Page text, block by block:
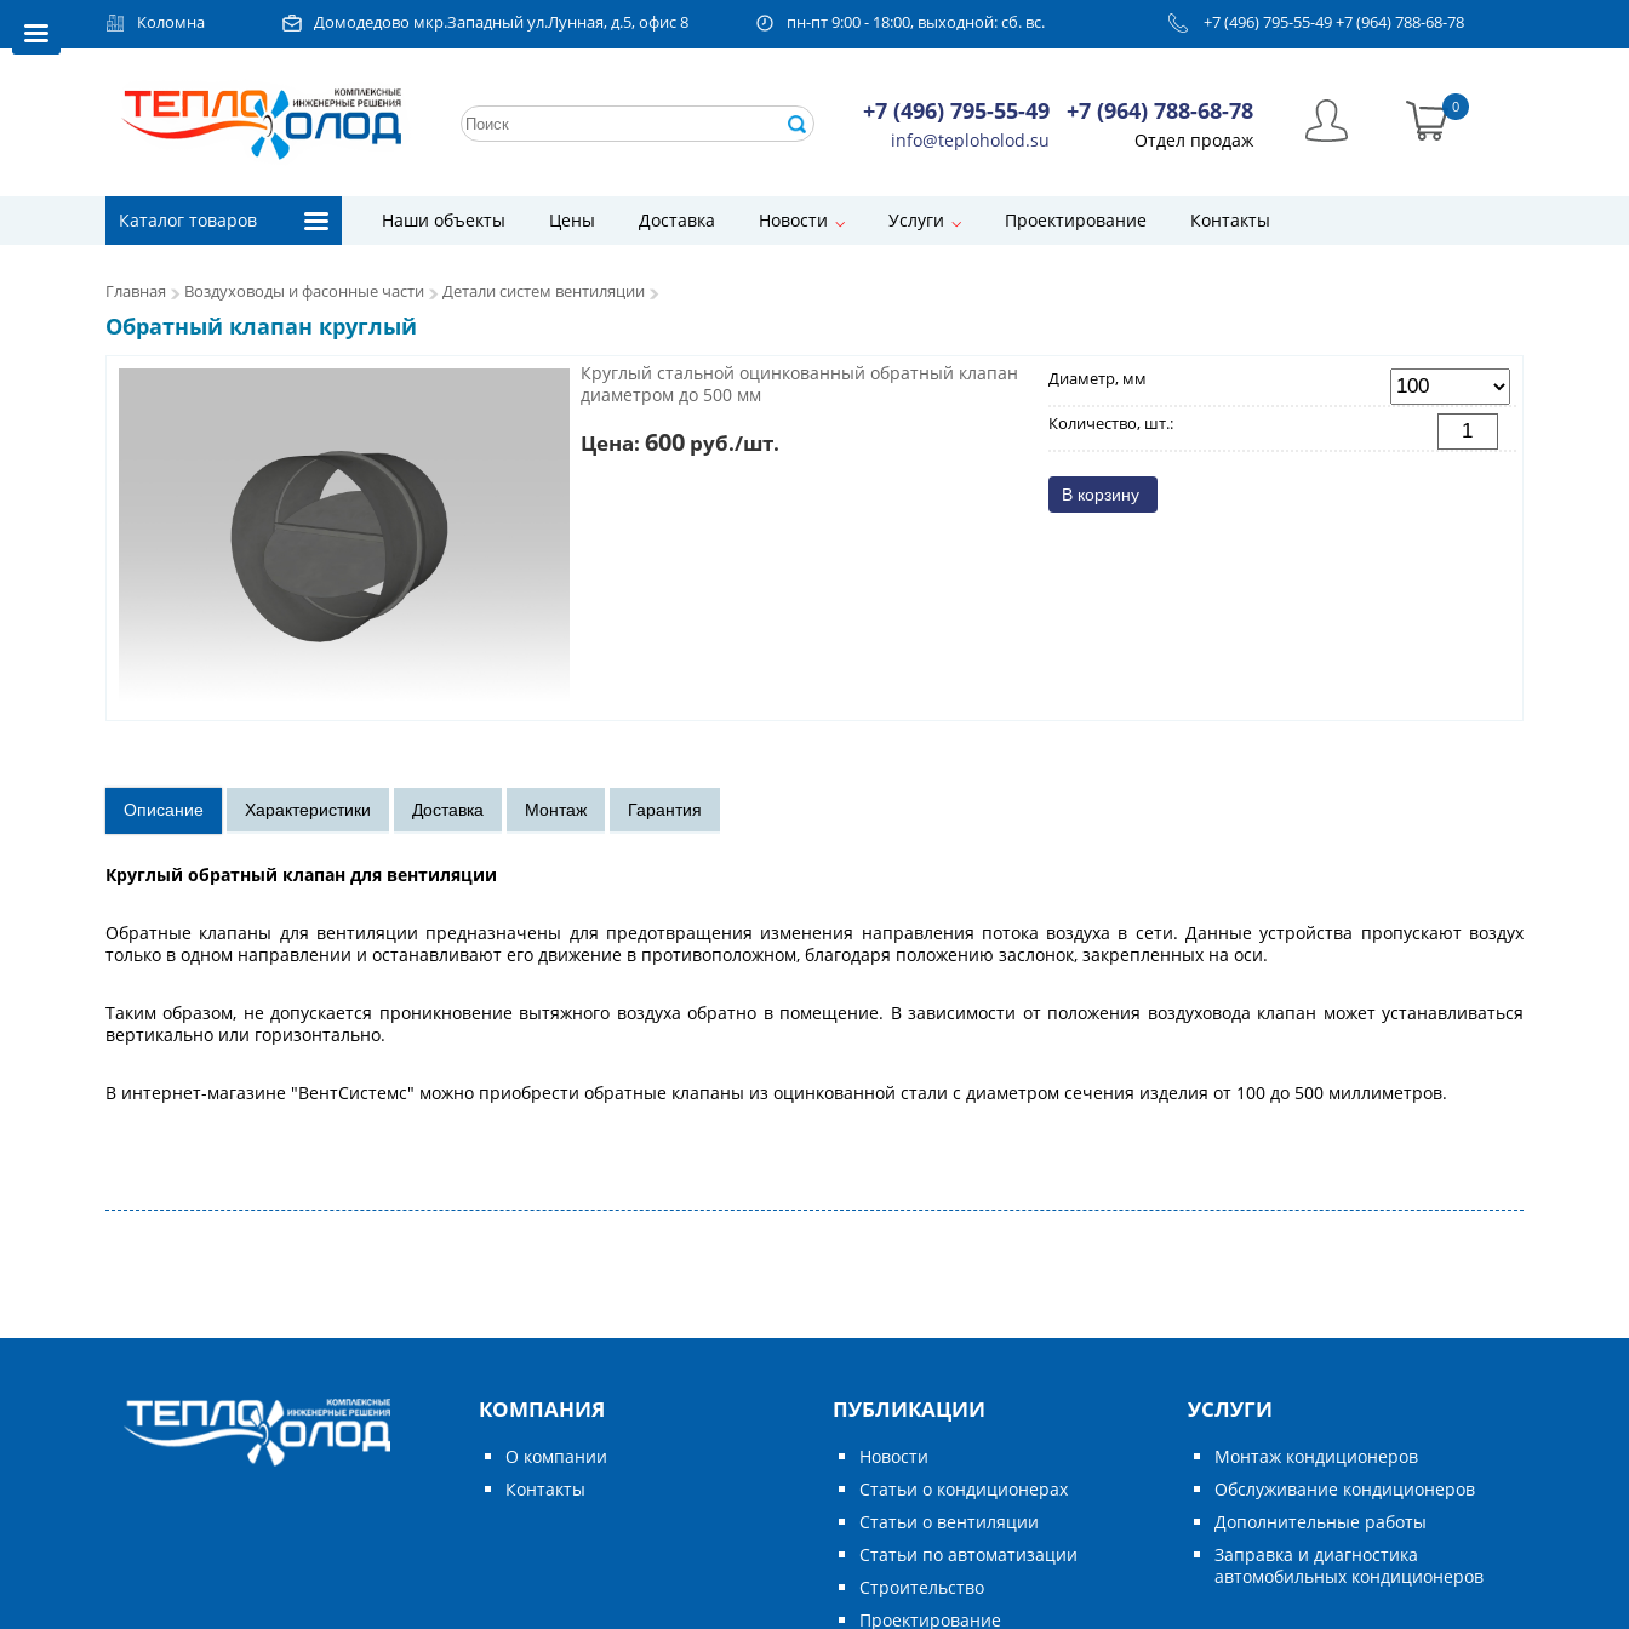
Коломна Домодедово мкр.Западный ул.Лунная, д.5, офис 8 пн-пт 9:00 - 18:00, выходной: сб. вс. +7 (496) 795-55-49+7 (964) 788-68-78
+7 (496) 795-55-49
info@teploholod.su
+7 (964) 788-68-78
Отдел продаж
0
Каталог товаров Наши объекты Цены Доставка Новости Услуги Проектирование Контакты
Главная Воздуховоды и фасонные части Детали систем вентиляции
Обратный клапан круглый
Круглый стальной оцинкованный обратный клапан
диаметром до 500 мм
Цена: 600 руб./шт.
Диаметр, мм
Количество, шт.:
Круглый обратный клапан для вентиляции
Обратные клапаны для вентиляции предназначены для предотвращения изменения направления потока воздуха в сети. Данные устройства пропускают воздух
только в одном направлении и останавливают его движение в противоположном, благодаря положению заслонок, закрепленных на оси.
Таким образом, не допускается проникновение вытяжного воздуха обратно в помещение. В зависимости от положения воздуховода клапан может устанавливаться
вертикально или горизонтально.
В интернет-магазине "ВентСистемс" можно приобрести обратные клапаны из оцинкованной стали с диаметром сечения изделия от 100 до 500 миллиметров.
КОМПАНИЯ
О компании
Контакты
ПУБЛИКАЦИИ
Новости
Статьи о кондиционерах
Статьи о вентиляции
Статьи по автоматизации
Строительство
Проектирование
УСЛУГИ
Монтаж кондиционеров
Обслуживание кондиционеров
Дополнительные работы
Заправка и диагностика
автомобильных кондиционеров